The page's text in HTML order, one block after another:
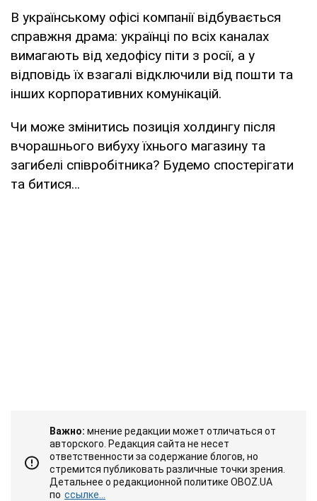
В українському офісі компанії відбувається
справжня драма: українці по всіх каналах
вимагають від хедофісу піти з росії, а у
відповідь їх взагалі відключили від пошти та
інших корпоративних комунікацій.
Чи може змінитись позиція холдингу після
вчорашнього вибуху їхнього магазину та
загибелі співробітника? Будемо спостерігати
та битися…
Важно: мнение редакции может отличаться от
авторского. Редакция сайта не несет
ответственности за содержание блогов, но
стремится публиковать различные точки зрения.
Детальнее о редакционной политике OBOZ.UA
по ссылке...